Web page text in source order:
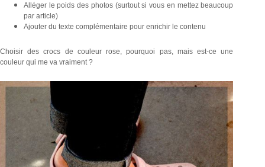
Alléger le poids des photos (surtout si vous en mettez beaucoup
par article)
Ajouter du texte complémentaire pour enrichir le contenu
Choisir des crocs de couleur rose, pourquoi pas, mais est-ce une
couleur qui me va vraiment ?